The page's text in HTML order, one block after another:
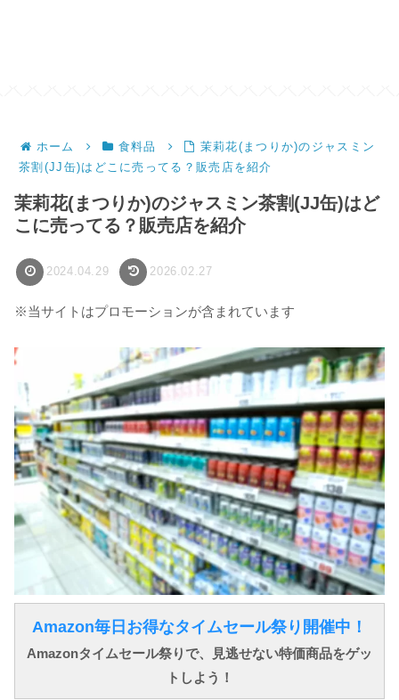
ホーム 食料品
茉莉花(まつりか)のジャスミン
茶割(JJ缶)はどこに売ってる？販売店を紹介
茉莉花(まつりか)のジャスミン茶割(JJ缶)はど
こに売ってる？販売店を紹介
2024.04.29 2026.02.27
※当サイトはプロモーションが含まれています
Amazon毎日お得なタイムセール祭り開催中！
Amazonタイムセール祭りで、見逃せない特価商品をゲッ
トしよう！